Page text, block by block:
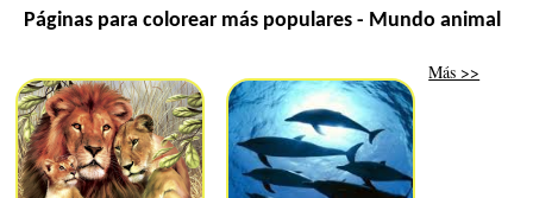
Páginas para colorear más populares - Mundo animal
Más >>